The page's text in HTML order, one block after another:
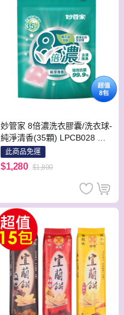
妙管家 8倍濃洗衣膠囊/洗衣球-
純淨清香(35顆) LPCB028 一
箱(共8包)
此商品免運
$1,280 $1,800